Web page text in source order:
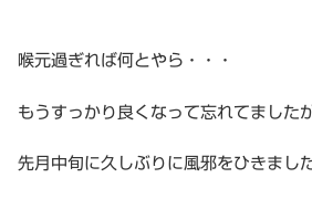
喉元過ぎれば何とやら・・・
もうすっかり良くなって忘れてました
先月中旬に久しぶりに風邪をひきました